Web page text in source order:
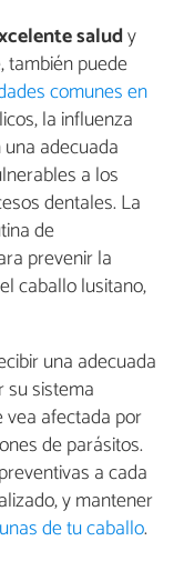
saludy
también puede
comunes en
la influenza
adecuada
a los
dentales. La
de
prevenir la
caballo lusitano,
una adecuada
sistema
vea afectada por
de parásitos.
a cada
y mantener
de tu caballo.